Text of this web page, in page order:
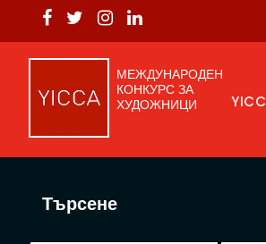
МЕЖДУНАРОДЕН
КОНКУРС ЗА
ХУДОЖНИЦИ
Търсене